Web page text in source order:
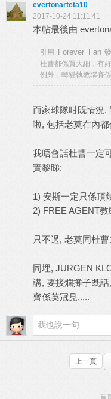
evertonarteta10
2017-10-24 11:11:41
本帖最後由
引用: Forever_Fan
杜曹都係買大細，有
例外，轉變執教聯賽
而家球隊咁既情況,
啦, 包括老莫在內
我唔會話杜曹一定
實黎睇:
1) 安斯一定只係頂
2) FREE AGENT
只不過, 老莫同杜
同埋, JURGEN
講, 要接爛攤子既
齊係英冠見.....
上一頁
首